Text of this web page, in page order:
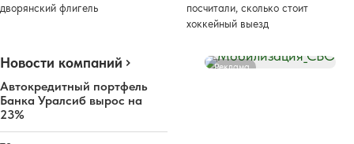
дворянский флигель
посчитали, сколько стоит
хоккейный выезд
Новости компаний
Автокредитный портфель
Банка Уралсиб вырос на
23%
Реклама